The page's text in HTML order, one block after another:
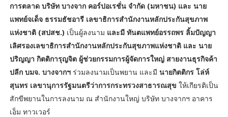
การตลาด บริษัท บางจาก คอร์ปอเรชั่น จำกัด (มหาชน) และ นาย
แพทย์จเด็จ ธรรมธัชอารี เลขาธิการสำนักงานหลักประกันสุขภาพ
แห่งชาติ (สปสช.) เป็นผู้ลงนาม และมี ทันตแพทย์อรรถพร ลิ้มปัญญา
เลิศรองเลขาธิการสำนักงานหลักประกันสุขภาพแห่งชาติ และ นาย
ปริญญา กิตติการุญจิต ผู้ช่วยกรรมการผู้จัดการใหญ่ สายงานธุรกิจค้า
ปลีก บมจ. บางจากฯ ร่วมลงนามเป็นพยาน และมี นายกิตติกร โล่ห์
สุนทร เลขานุการรัฐมนตรีว่าการกระทรวงสาธารณสุข ให้เกียรติเป็น
สักขีพยานในการลงนาม ณ สำนักงานใหญ่ บริษัท บางจากฯ อาคาร
เอ็ม ทาวเวอร์